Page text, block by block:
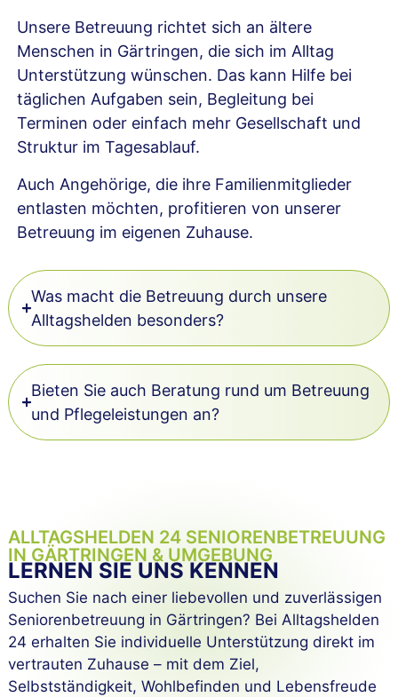
Unsere Betreuung richtet sich an ältere
Menschen in Gärtringen, die sich im Alltag
Unterstützung wünschen. Das kann Hilfe bei
täglichen Aufgaben sein, Begleitung bei
Terminen oder einfach mehr Gesellschaft und
Struktur im Tagesablauf.
Auch Angehörige, die ihre Familienmitglieder
entlasten möchten, profitieren von unserer
Betreuung im eigenen Zuhause.
Was macht die Betreuung durch unsere
Alltagshelden besonders?
Bieten Sie auch Beratung rund um Betreuung
und Pflegeleistungen an?
ALLTAGSHELDEN 24 SENIOREN­BETREUUNG
IN GÄRTRINGEN & UMGEBUNG
LERNEN SIE UNS KENNEN
Suchen Sie nach einer liebevollen und zuverlässigen
Seniorenbetreuung in Gärtringen? Bei Alltagshelden
24 erhalten Sie individuelle Unterstützung direkt im
vertrauten Zuhause – mit dem Ziel,
Selbstständigkeit, Wohlbefinden und Lebensfreude